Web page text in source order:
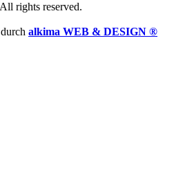
rights reserved.
alkima WEB & DESIGN ®